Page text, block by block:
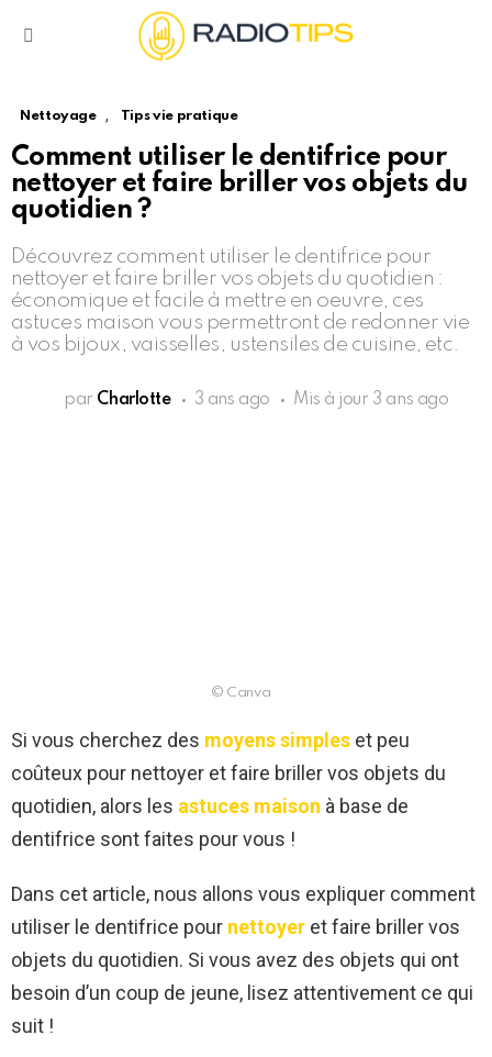
Nettoyage , Tips vie pratique
Comment utiliser le dentifrice pour
nettoyer et faire briller vos objets du
quotidien ?
Découvrez comment utiliser le dentifrice pour
nettoyer et faire briller vos objets du quotidien :
économique et facile à mettre en oeuvre, ces
astuces maison vous permettront de redonner vie
à vos bijoux, vaisselles, ustensiles de cuisine, etc.
par Charlotte 3 ans ago Mis à jour 3 ans ago
© Canva
Si vous cherchez des moyens simples et peu
coûteux pour nettoyer et faire briller vos objets du
quotidien, alors les astuces maison à base de
dentifrice sont faites pour vous !
Dans cet article, nous allons vous expliquer comment
utiliser le dentifrice pour nettoyer et faire briller vos
objets du quotidien. Si vous avez des objets qui ont
besoin d’un coup de jeune, lisez attentivement ce qui
suit !